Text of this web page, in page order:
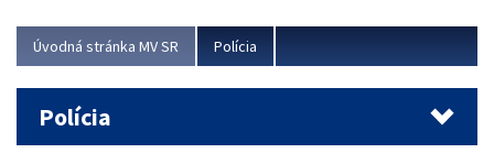
Úvodná stránka MV SR Polícia
Polícia